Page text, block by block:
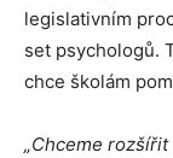
legislativním
set psychologů.
chce školám
„Chceme